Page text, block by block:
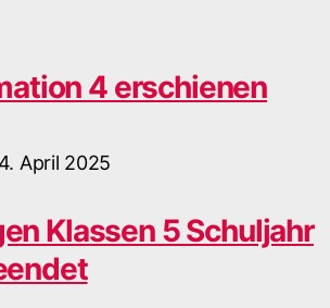
4 erschienen
4. April 2025
Klassen 5 Schuljahr